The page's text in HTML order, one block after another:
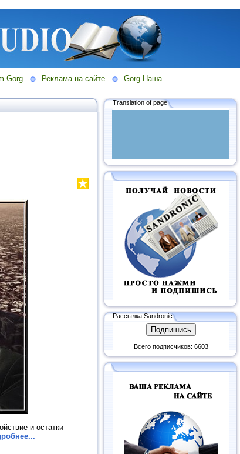
Gorg Реклама на сайте
Gorg.Наша
и остатки
Translation of page
Рассылка Sandronic
Всего подписчиков: 6603